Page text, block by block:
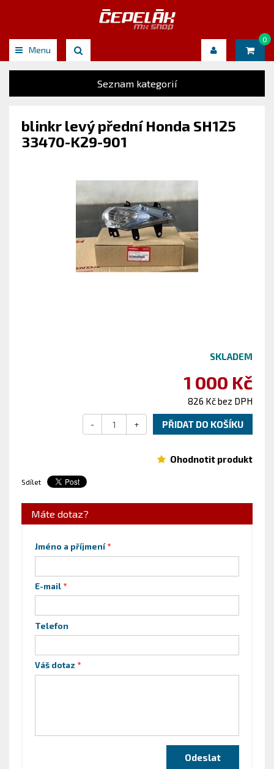
Menu
0
Seznam kategorií
blinkr levý přední Honda SH125
33470-K29-901
SKLADEM
1 000 Kč
826 Kč bez DPH
PŘIDAT DO KOŠÍKU
- +
Ohodnotit produkt
Sdílet
Máte dotaz?
Jméno a příjmení
E-mail
Telefon
Váš dotaz